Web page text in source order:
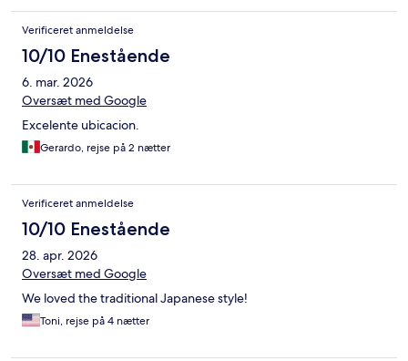
Verificeret anmeldelse
10/10 Enestående
6. mar. 2026
Oversæt med Google
Excelente ubicacion.
Gerardo, rejse på 2 nætter
Verificeret anmeldelse
10/10 Enestående
28. apr. 2026
Oversæt med Google
We loved the traditional Japanese style!
Toni, rejse på 4 nætter